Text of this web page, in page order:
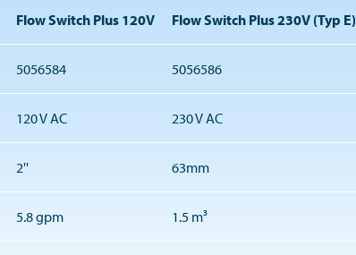
Flow Switch Plus 120V Flow Switch Plus 230V (Typ E)
5056584 5056586
120 V AC 230 V AC
2'' 63mm
5.8 gpm 1.5 m³